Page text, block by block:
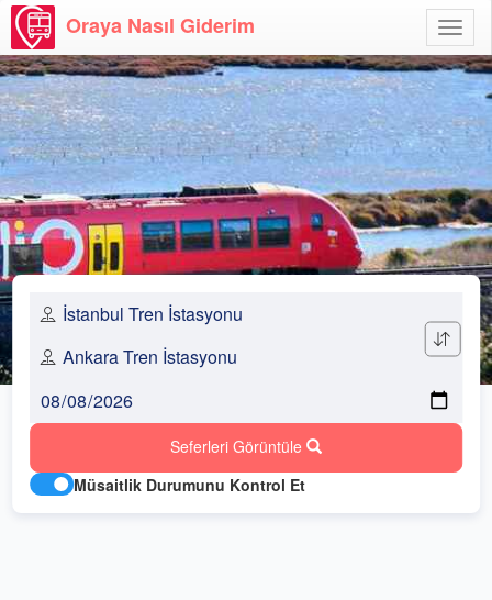
Aç
Oraya Nasıl Giderim
Seferleri Görüntüle
Müsaitlik Durumunu Kontrol Et